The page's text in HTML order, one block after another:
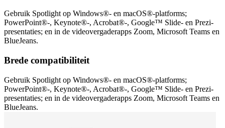
Gebruik Spotlight op Windows®- en macOS®-platforms;
PowerPoint®-, Keynote®-, Acrobat®-, Google™ Slide- en Prezi-
presentaties; en in de videovergaderapps Zoom, Microsoft Teams en
BlueJeans.
Brede compatibiliteit
Gebruik Spotlight op Windows®- en macOS®-platforms;
PowerPoint®-, Keynote®-, Acrobat®-, Google™ Slide- en Prezi-
presentaties; en in de videovergaderapps Zoom, Microsoft Teams en
BlueJeans.